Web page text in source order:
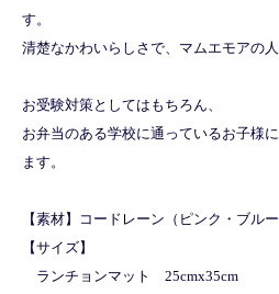
す。
清楚なかわいらしさで、マムエモアの人
お受験対策としてはもちろん、
お弁当のある学校に通っているお子様
ます。
【素材】コードレーン（ピンク・ブルー
【サイズ】
ランチョンマット 25cmx35cm